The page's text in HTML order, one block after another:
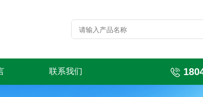
联系我们